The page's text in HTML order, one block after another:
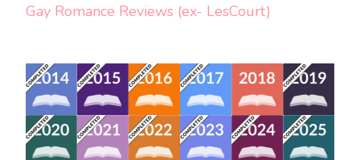
Gay Romance Reviews (ex- LesCourt)